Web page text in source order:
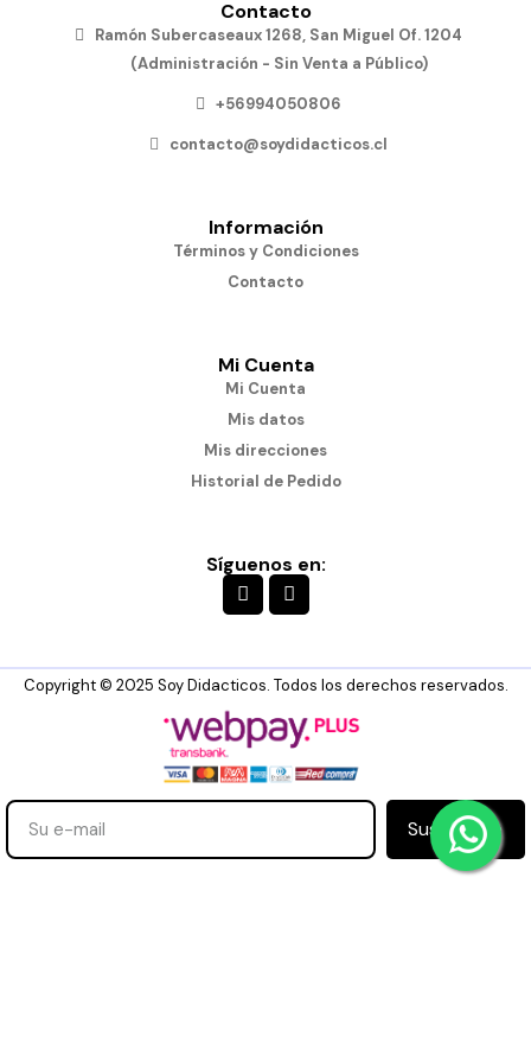
Contacto
Ramón Subercaseaux 1268, San Miguel Of. 1204
(Administración - Sin Venta a Público)
+56994050806
contacto@soydidacticos.cl
Información
Términos y Condiciones
Contacto
Mi Cuenta
Mi Cuenta
Mis datos
Mis direcciones
Historial de Pedido
Síguenos en:
Copyright © 2025 Soy Didacticos. Todos los derechos reservados.
Suscribirse